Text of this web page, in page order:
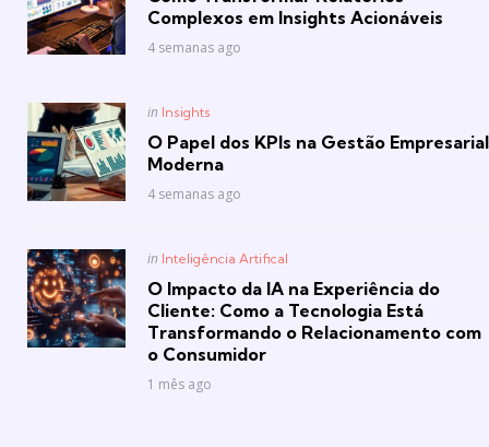
Complexos em Insights Acionáveis
4 semanas ago
Posted
in Insights
O Papel dos KPIs na Gestão Empresarial
Moderna
4 semanas ago
Posted
in Inteligência Artifical
O Impacto da IA na Experiência do
Cliente: Como a Tecnologia Está
Transformando o Relacionamento com
o Consumidor
1 mês ago